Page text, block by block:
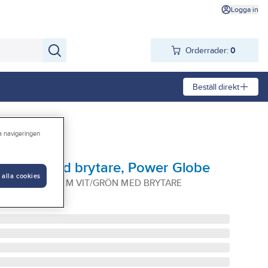
Logga in
Orderrader: 0
Beställ direkt
med brytare, Power Globe
4-V JORD 2M VIT/GRÖN MED BRYTARE
navigeringen
alla cookies